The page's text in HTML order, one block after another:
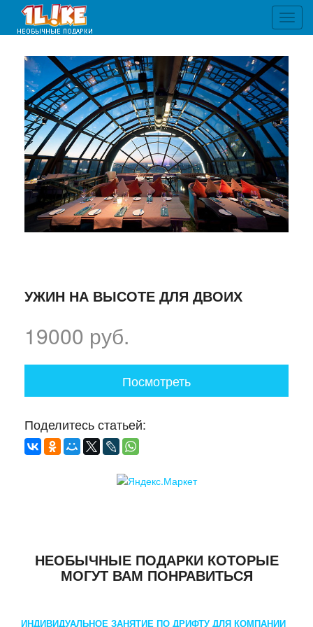
УЖИН НА ВЫСОТЕ ДЛЯ ДВОИХ
19000 руб.
Посмотреть
Поделитесь статьей:
НЕОБЫЧНЫЕ ПОДАРКИ КОТОРЫЕ
МОГУТ ВАМ ПОНРАВИТЬСЯ
ИНДИВИДУАЛЬНОЕ ЗАНЯТИЕ ПО ДРИФТУ ДЛЯ КОМПАНИИ